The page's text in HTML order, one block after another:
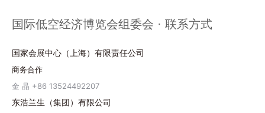
国际低空经济博览会组委会 · 联系方式
国家会展中心（上海）有限责任公司
商务合作
金 晶 +86 13524492207
东浩兰生（集团）有限公司